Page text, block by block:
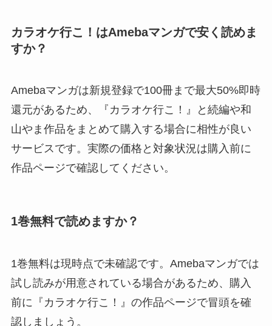
カラオケ行こ！はAmebaマンガで安く読めま
すか？
Amebaマンガは新規登録で100冊まで最大50%即時
還元があるため、『カラオケ行こ！』と続編や和
山やま作品をまとめて購入する場合に相性が良い
サービスです。実際の価格と対象状況は購入前に
作品ページで確認してください。
1巻無料で読めますか？
1巻無料は現時点で未確認です。Amebaマンガでは
試し読みが用意されている場合があるため、購入
前に『カラオケ行こ！』の作品ページで冒頭を確
認しましょう。